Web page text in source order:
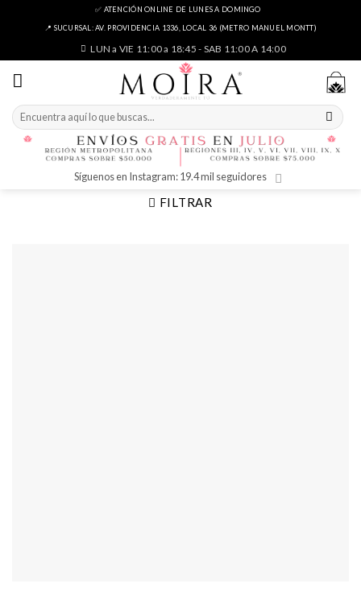
✅ ATENCIÓN ONLINE DE LUNES A DOMINGO
📍 SUCURSAL: AV. PROVIDENCIA 1336, LOCAL 36 (METRO MANUEL MONTT)
LUN a VIE 11:00 a 18:45 - SAB 11:00 A 14:00
Buscar
por:
Síguenos en Instagram: 19.4 mil seguidores
FILTRAR